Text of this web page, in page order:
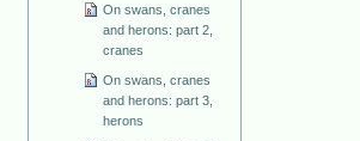
On swans, cranes
and herons: part 2,
cranes
On swans, cranes
and herons: part 3,
herons